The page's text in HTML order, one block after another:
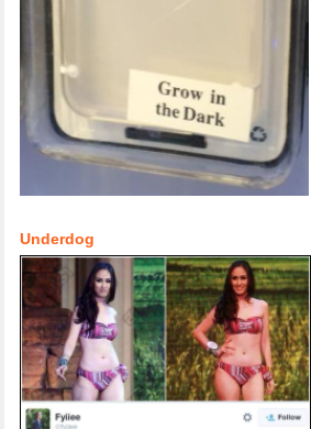
Underdog